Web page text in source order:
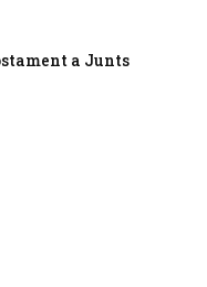
a Junts